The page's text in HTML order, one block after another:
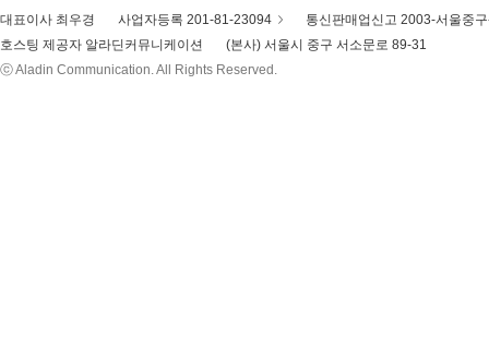
대표이사 최우경 사업자등록 201-81-23094
통신판매업신고 2003-서울중
호스팅 제공자 알라딘커뮤니케이션
(본사) 서울시 중구 서소문로 89-31
ⓒ Aladin Communication. All Rights Reserved.